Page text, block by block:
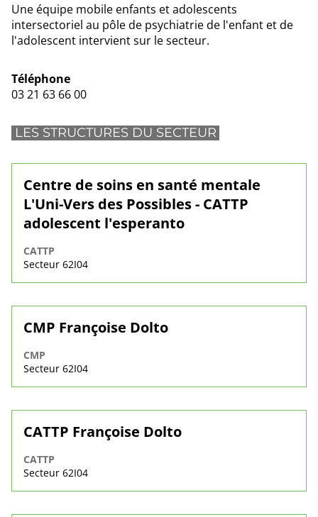
Une équipe mobile enfants et adolescents
intersectoriel au pôle de psychiatrie de l'enfant et de
l'adolescent intervient sur le secteur.
Téléphone
03 21 63 66 00
LES STRUCTURES DU SECTEUR
Centre de soins en santé mentale
L'Uni-Vers des Possibles - CATTP
adolescent l'esperanto
CATTP
Secteur 62I04
CMP Françoise Dolto
CMP
Secteur 62I04
CATTP Françoise Dolto
CATTP
Secteur 62I04